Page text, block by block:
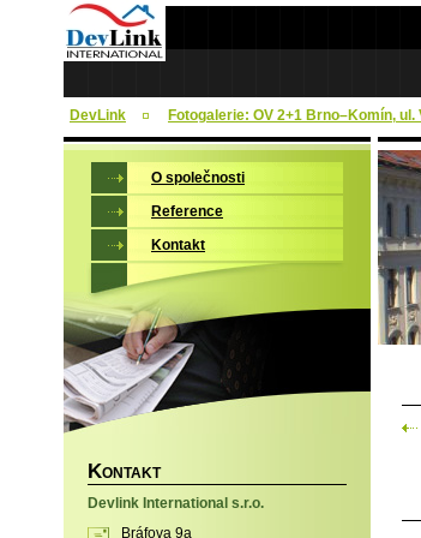
DevLink Fotogalerie: OV 2+1 Brno–Komín,
O společnosti
Reference
Kontakt
KONTAKT
Devlink International s.r.o.
Bráfova 9a